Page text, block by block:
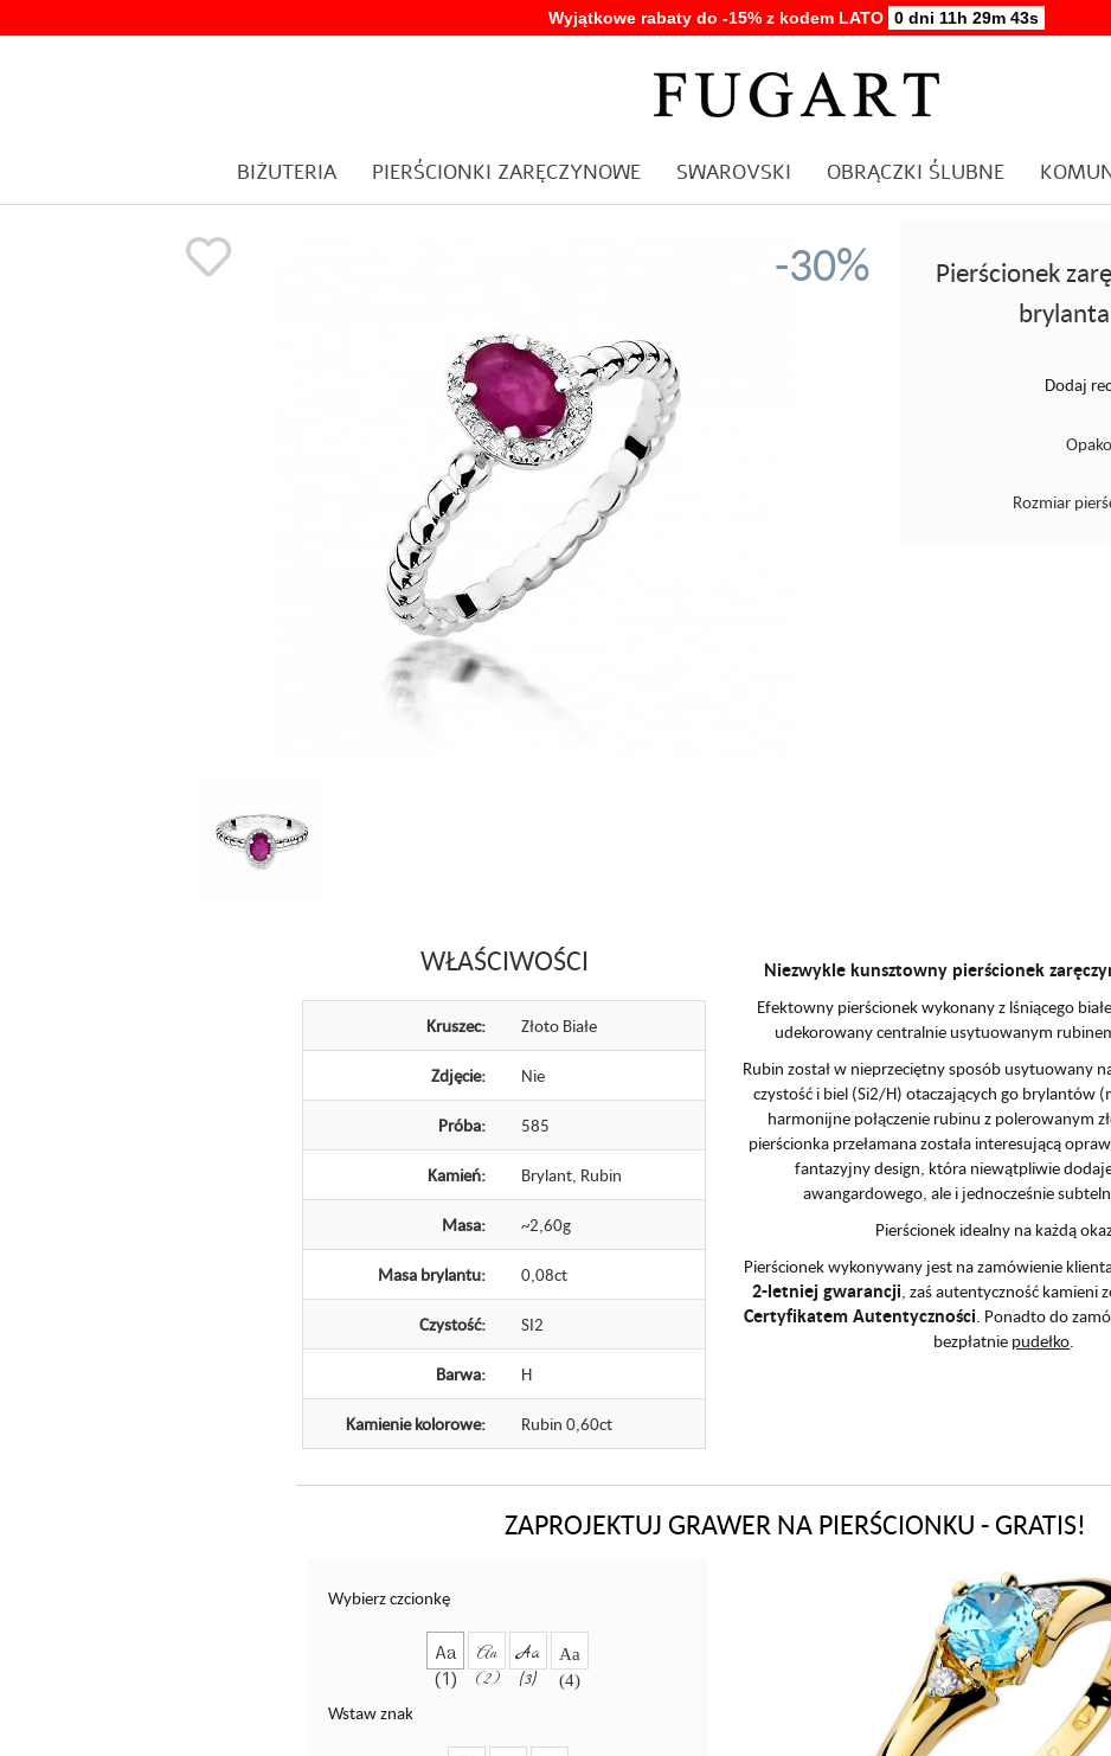
Wyjątkowe rabaty do -15% z kodem LATO 0 dni 11h 29m 42s
BIŻUTERIA PIERŚCIONKI ZARĘCZYNOWE SWAROVSKI OBRĄCZKI ŚLUBNE
-30%
Pierścionek
Dodaj
Rozmiar
WŁAŚCIWOŚCI
Kruszec: Złoto Białe
Zdjęcie: Nie
Próba: 585
Kamień: Brylant, Rubin
Masa: ~2,60g
Masa brylantu: 0,08ct
Czystość: SI2
Barwa: H
Kamienie kolorowe: Rubin 0,60ct
Niezwykle kunsztowny pierścionek
Efektowny pierścionek wykonany z lśniącego
udekorowany centralnie usytuowanym
Rubin został w nieprzeciętny sposób usytuowany
czystość i biel (Si2/H) otaczających go brylantów
harmonijne połączenie rubinu z polerowanym
pierścionka przełamana została interesującą
fantazyjny design, która niewątpliwie
awangardowego, ale i jednocześnie
Pierścionek idealny na każdą
Pierścionek wykonywany jest na zamówienie
2-letniej gwarancji, zaś autentyczność kamieni
Certyfikatem Autentyczności. Ponadto do
bezpłatnie pudełko.
ZAPROJEKTUJ GRAWER NA PIERŚCIONKU - GRATIS!
Wybierz czcionkę
Aa
(1)
Aa
(2)
Aa
(3)
Aa
(4)
Wstaw znak